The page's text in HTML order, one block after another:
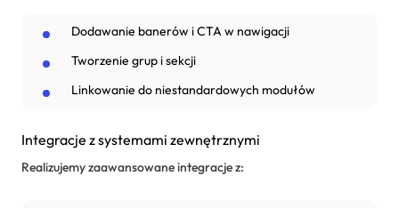
Dodawanie banerów i CTA w nawigacji
Tworzenie grup i sekcji
Linkowanie do niestandardowych modułów
Integracje z systemami zewnętrznymi
Realizujemy zaawansowane integracje z: